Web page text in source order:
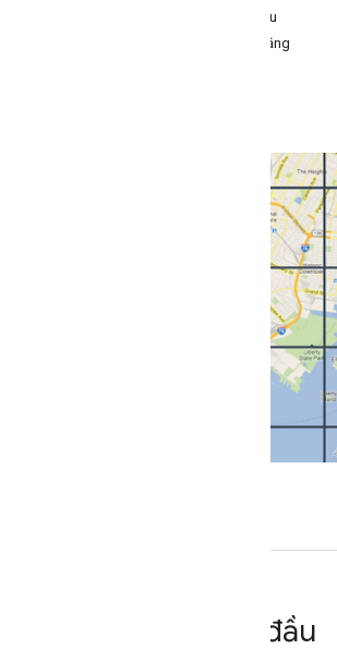
Bắt đầu
Tính năng
Bắt đầu